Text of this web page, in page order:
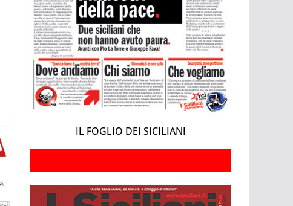
IL FOGLIO DEI SICILIANI